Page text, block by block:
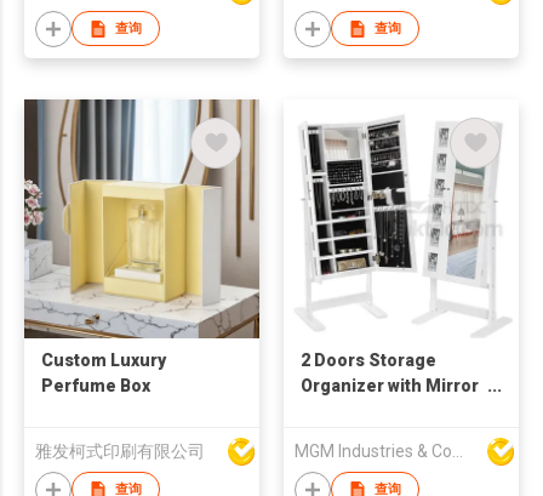
查询 查询
Custom Luxury
Perfume Box
雅发柯式印刷有限公司
查询
2 Doors Storage
Organizer with Mirror
MGM Industries & Company
查询